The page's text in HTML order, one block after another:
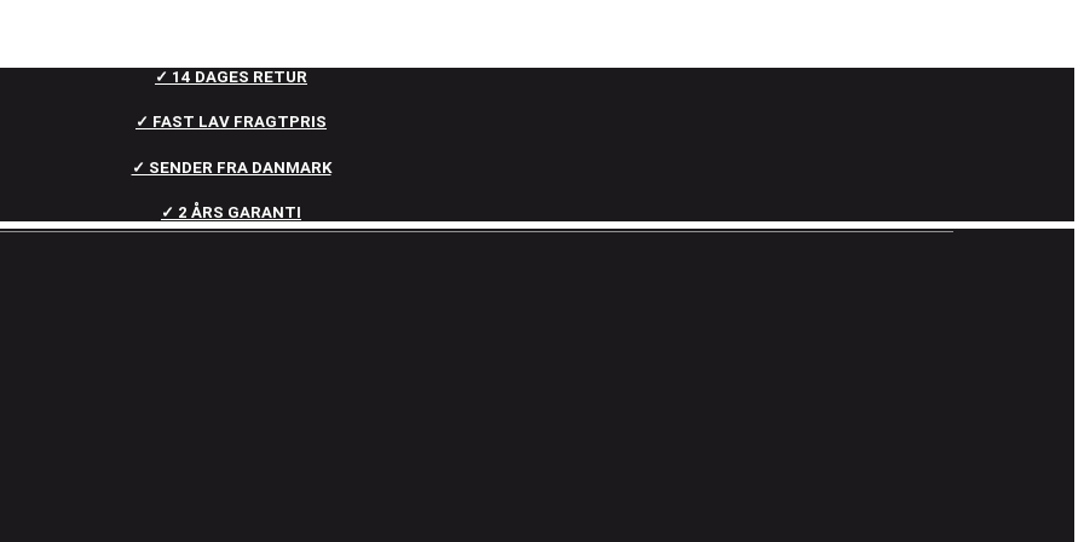
✓ 14 DAGES RETUR
✓ FAST LAV FRAGTPRIS
✓ SENDER FRA DANMARK
✓ 2 ÅRS GARANTI